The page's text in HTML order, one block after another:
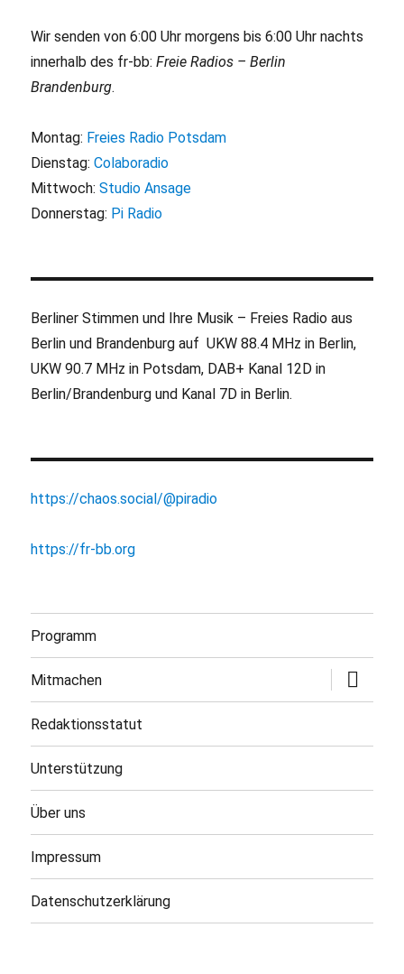
Wir senden von 6:00 Uhr morgens bis 6:00 Uhr nachts
innerhalb des fr-bb:Freie Radios – Berlin
Brandenburg.
Montag: Freies Radio Potsdam
Dienstag:Colaboradio
Mittwoch:Studio Ansage
Donnerstag: Pi Radio
Berliner Stimmen und Ihre Musik – Freies Radio aus
Berlin und Brandenburg auf UKW 88.4 MHz in Berlin,
UKW 90.7 MHz in Potsdam, DAB+ Kanal 12D in
Berlin/Brandenburg und Kanal 7D in Berlin.
https://chaos.social/@piradio
https://fr-bb.org
Programm
Mitmachen
öffnen
Redaktionsstatut
Unterstützung
Über uns
Impressum
Datenschutzerklärung